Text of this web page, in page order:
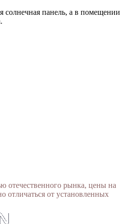
солнечная панель, а в помещении
отечественного рынка, цены на
отличаться от установленных